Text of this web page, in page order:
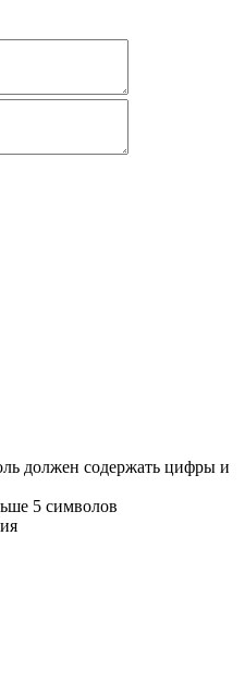
должен содержать цифры и
5 символов